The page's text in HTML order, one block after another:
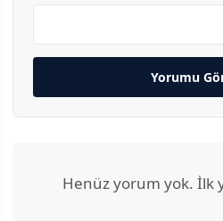
Yorumu
Henüz yorum yok. İlk